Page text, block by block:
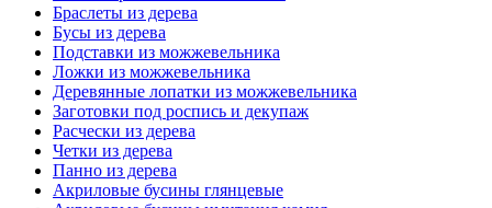
Браслеты из дерева
Бусы из дерева
Подставки из можжевельника
Ложки из можжевельника
Деревянные лопатки из можжевельника
Заготовки под роспись и декупаж
Расчески из дерева
Четки из дерева
Панно из дерева
Акриловые бусины глянцевые